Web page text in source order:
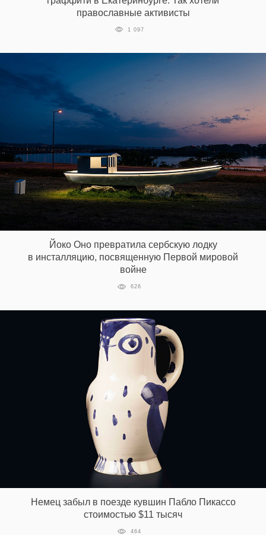
православные активисты
1 097
Йоко Оно превратила сербскую лодку
в инсталляцию, посвященную Первой мировой
войне
626
Немец забыл в поезде кувшин Пабло Пикассо
стоимостью $11 тысяч
464